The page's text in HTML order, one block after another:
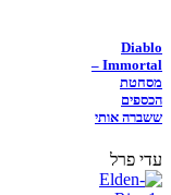
Diablo
Immortal –
מסחטת
הכספים
ששברה אותי
עדי פרל